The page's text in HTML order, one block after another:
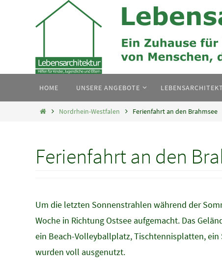
springen
HOME UNSERE ANGEBOTE
HomeNordrhein-Westfalen Ferienfahrt an den Brahmsee
Ferienfahrt an den
Um die letzten Sonnenstrahlen während der
Woche in Richtung Ostsee aufgemacht. Das
ein Beach-Volleyballplatz, Tischtennisplatten,
wurden voll ausgenutzt.